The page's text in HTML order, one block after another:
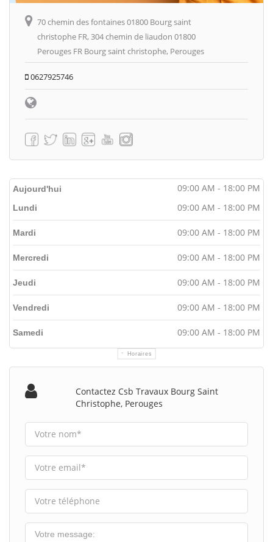
70 chemin des fontaines 01800 Bourg saint
christophe FR, 304 chemin de liaudon 01800
Perouges FR Bourg saint christophe, Perouges
0627925746
Aujourd'hui 09:00 AM - 18:00 PM
Horaires
Lundi 09:00 AM - 18:00 PM
Mardi 09:00 AM - 18:00 PM
Mercredi 09:00 AM - 18:00 PM
Jeudi 09:00 AM - 18:00 PM
Vendredi 09:00 AM - 18:00 PM
Samedi 09:00 AM - 18:00 PM
Contactez Csb Travaux Bourg Saint
Christophe, Perouges